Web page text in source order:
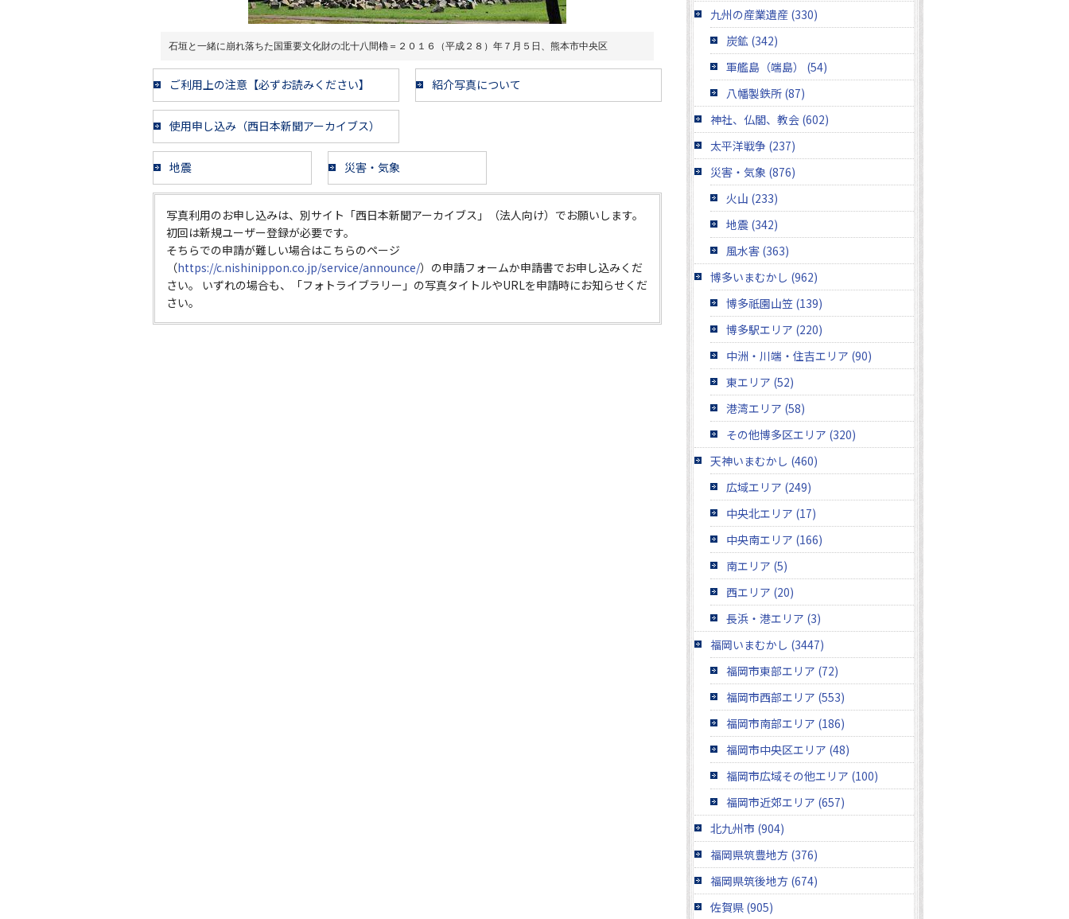
石垣と一緒に崩れ落ちた国重要文化財の北十八間櫓＝２０１６（平成２８）年７月５日、熊本市中央区
ご利用上の注意【必ずお読みください】 紹介写真について
使用申し込み（西日本新聞アーカイブス）
地震 災害・気象
写真利用のお申し込みは、別サイト「西日本新聞アーカイブス」（法人向け）でお願いします。
初回は新規ユーザー登録が必要です。
そちらでの申請が難しい場合はこちらのページ
（https://c.nishinippon.co.jp/service/announce/）の申請フォームか申請書でお申し込みくだ
さい。 いずれの場合も、「フォトライブラリー」の写真タイトルやURLを申請時にお知らせくだ
さい。
九州の産業遺産 (330)
炭鉱 (342)
軍艦島（端島） (54)
八幡製鉄所 (87)
神社、仏閣、教会 (602)
太平洋戦争 (237)
災害・気象 (876)
火山 (233)
地震 (342)
風水害 (363)
博多いまむかし (962)
博多祇園山笠 (139)
博多駅エリア (220)
中洲・川端・住吉エリア (90)
東エリア (52)
港湾エリア (58)
その他博多区エリア (320)
天神いまむかし (460)
広域エリア (249)
中央北エリア (17)
中央南エリア (166)
南エリア (5)
西エリア (20)
長浜・港エリア (3)
福岡いまむかし (3447)
福岡市東部エリア (72)
福岡市西部エリア (553)
福岡市南部エリア (186)
福岡市中央区エリア (48)
福岡市広域その他エリア (100)
福岡市近郊エリア (657)
北九州市 (904)
福岡県筑豊地方 (376)
福岡県筑後地方 (674)
佐賀県 (905)